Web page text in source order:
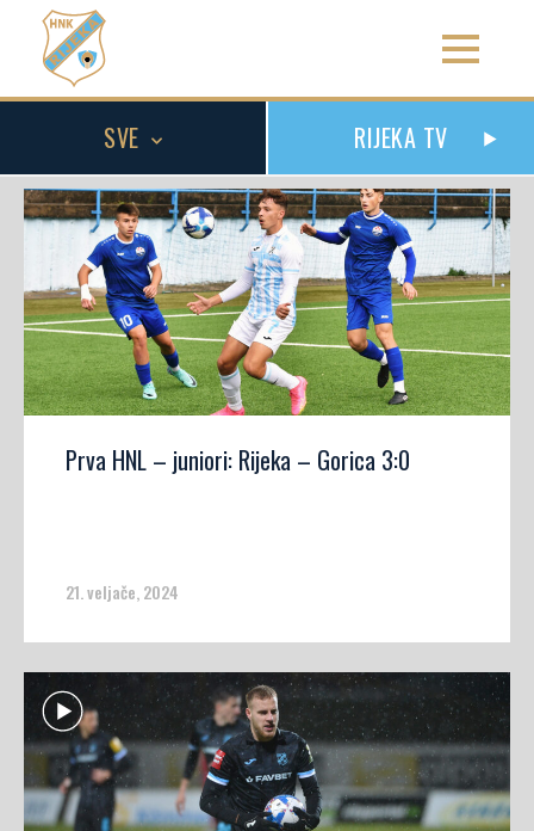
SVE RIJEKA TV
Prva HNL – juniori: Rijeka – Gorica 3:0
21. veljače, 2024